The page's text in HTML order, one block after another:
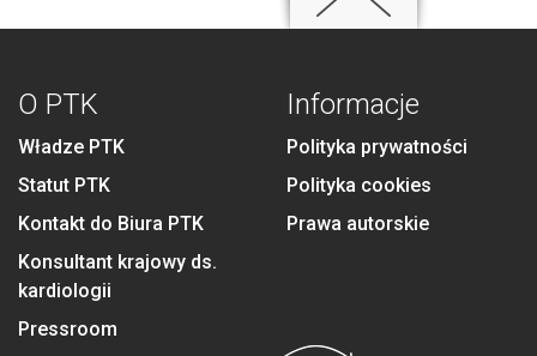
O PTK
Władze PTK
Statut PTK
Kontakt do Biura PTK
Konsultant krajowy ds.
kardiologii
Pressroom
Informacje
Polityka prywatności
Polityka cookies
Prawa autorskie